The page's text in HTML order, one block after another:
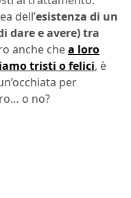
dell’esistenza di un
dare e avere) tra
anche chea loro
tristi o felici, è
per
o no?